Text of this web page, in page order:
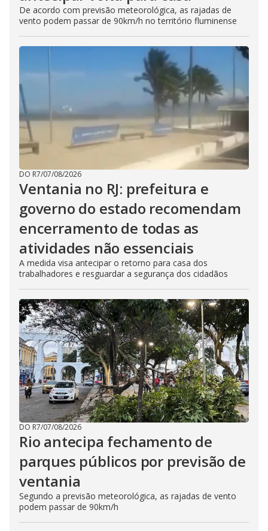
De acordo com previsão meteorológica, as rajadas de
vento podem passar de 90km/h no território fluminense
DO R7/07/08/2026
Ventania no RJ: prefeitura e
governo do estado recomendam
encerramento de todas as
atividades não essenciais
A medida visa antecipar o retorno para casa dos
trabalhadores e resguardar a segurança dos cidadãos
DO R7/07/08/2026
Rio antecipa fechamento de
parques públicos por previsão de
ventania
Segundo a previsão meteorológica, as rajadas de vento
podem passar de 90km/h